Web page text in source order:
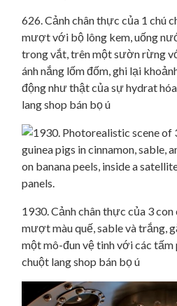
626. Cảnh chân thực của 1 chú
mượt với bộ lông kem, uống
trong vắt, trên một sườn rừng
ánh nắng lốm đốm, ghi lại
động như thật của sự hydrat
lang shop bán bọ ú
1930. Cảnh chân thực của 3
mượt màu quế, sable và trắng,
một mô-đun vệ tinh với các
chuột lang shop bán bọ ú